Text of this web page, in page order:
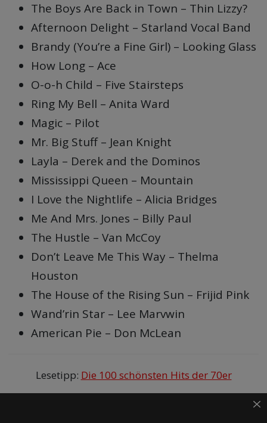
The Boys Are Back in Town – Thin Lizzy?
Afternoon Delight – Starland Vocal Band
Brandy (You’re a Fine Girl) – Looking Glass
How Long – Ace
O-o-h Child – Five Stairsteps
Ring My Bell – Anita Ward
Magic – Pilot
Mr. Big Stuff – Jean Knight
Layla – Derek and the Dominos
Mississippi Queen – Mountain
I Love the Nightlife – Alicia Bridges
Me And Mrs. Jones – Billy Paul
The Hustle – Van McCoy
Don’t Leave Me This Way – Thelma
Houston
The House of the Rising Sun – Frijid Pink
Wand’rin Star – Lee Marvwin
American Pie – Don McLean
Lesetipp: Die 100 schönsten Hits der 70er